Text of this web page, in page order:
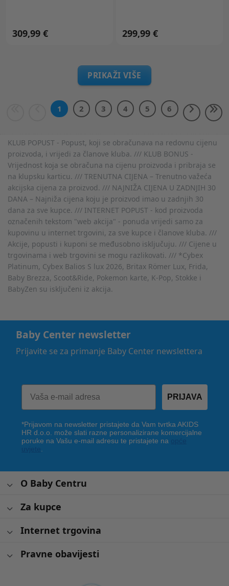
309,99 € 299,99 €
PRIKAŽI VIŠE
1 2 3 4 5 6
KLUB POPUST - Popust, koji se obračunava na redovnu cijenu
proizvoda, i vrijedi za članove kluba. /// KLUB BONUS -
Vrijednost koja se obračuna na cijenu proizvoda i pribraja se
na klupsku karticu. /// TRENUTNA CIJENA – Trenutno važeća
akcijska cijena za proizvod. /// NAJNIŽA CIJENA U ZADNJIH 30
DANA – Najniža cijena koju je proizvod imao u zadnjih 30
dana za sve kupce. /// INTERNET POPUST - kod proizvoda
označenih tekstom "web akcija" - ponuda vrijedi samo za
kupovinu u internet trgovini, za sve kupce i članove kluba. ///
Akcije, popusti i kuponi se međusobno isključuju. /// Cijene u
trgovinama i web trgovini se mogu razlikovati. /// *Cybex
Platinum, Cybex Balios S lux 2026, Britax Römer Lux, Frida,
Baby Brezza, Scoot&Ride, Pokemon karte, K-Pop, Stokke i
BabyZen su isključeni iz akcija.
Baby Center newsletter
Prijavite se za primanje Baby Center newslettera
PRIJAVA
*Prijavom na newsletter pristajete da Vam tvrtka AKIDS
HR d.o.o. može slati razne personalizirane komercijalne
poruke na Vašu e-mail adresu te pristajete na
.
O Baby Centru
Za kupce
Internet trgovina
Pravne obavijesti